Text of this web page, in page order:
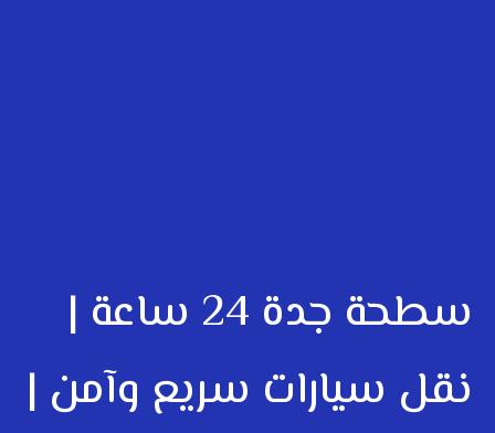
سطحة جدة 24 ساعة |
نقل سيارات سريع وآمن |